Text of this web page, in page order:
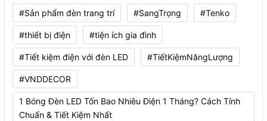
#Sản phẩm đèn trang trí #SangTrọng #Tenko
#thiết bị điện #tiện ích gia đình
#Tiết kiệm điện với đèn LED #TiếtKiệmNăngLượng
#VNDDECOR
1 Bóng Đèn LED Tốn Bao Nhiêu Điện 1 Tháng? Cách Tính
Chuẩn & Tiết Kiệm Nhất